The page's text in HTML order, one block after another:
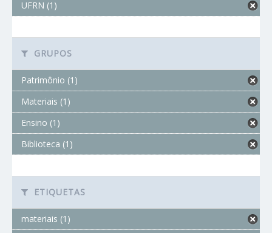
UFRN (1)
GRUPOS
Patrimônio (1)
Materiais (1)
Ensino (1)
Biblioteca (1)
ETIQUETAS
materiais (1)